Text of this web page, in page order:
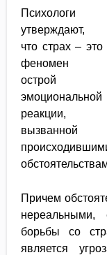
Психологи
утверждают,
что страх – это
феномен
острой
эмоциональной
реакции,
вызванной
Причем
борьбы со
является